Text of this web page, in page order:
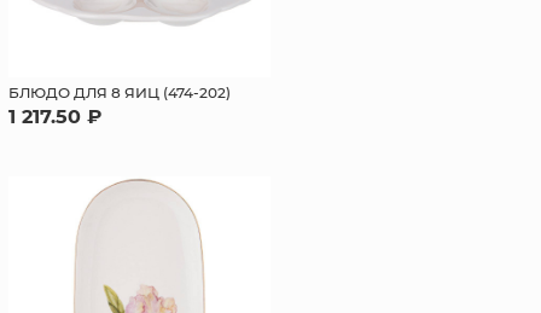
БЛЮДО ДЛЯ 8 ЯИЦ (474-202)
1 217.50 ₽